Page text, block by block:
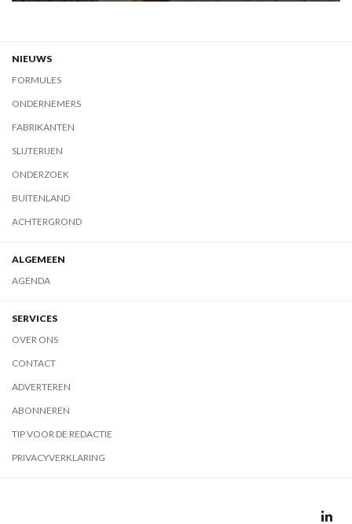
NIEUWS
FORMULES
ONDERNEMERS
FABRIKANTEN
SLIJTERIJEN
ONDERZOEK
BUITENLAND
ACHTERGROND
ALGEMEEN
AGENDA
SERVICES
OVER ONS
CONTACT
ADVERTEREN
ABONNEREN
TIP VOOR DE REDACTIE
PRIVACYVERKLARING